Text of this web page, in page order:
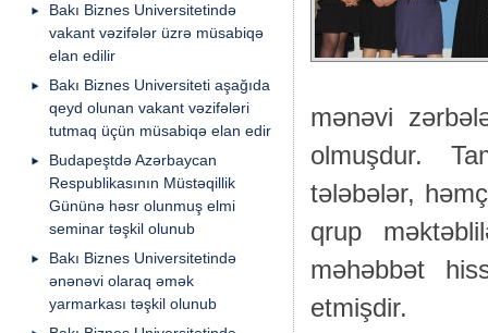
Bakı Biznes Universitetində
vakant vəzifələr üzrə müsabiqə
elan edilir
Bakı Biznes Universiteti aşağıda
qeyd olunan vakant vəzifələri
tutmaq üçün müsabiqə elan edir
Budapeştdə Azərbaycan
Respublikasının Müstəqillik
Gününə həsr olunmuş elmi
seminar təşkil olunub
Bakı Biznes Universitetində
ənənəvi olaraq əmək
yarmarkası təşkil olunub
mənəvi
olmuşdur.
tələbələr,
qrup
məhəbbət
etmişdir.